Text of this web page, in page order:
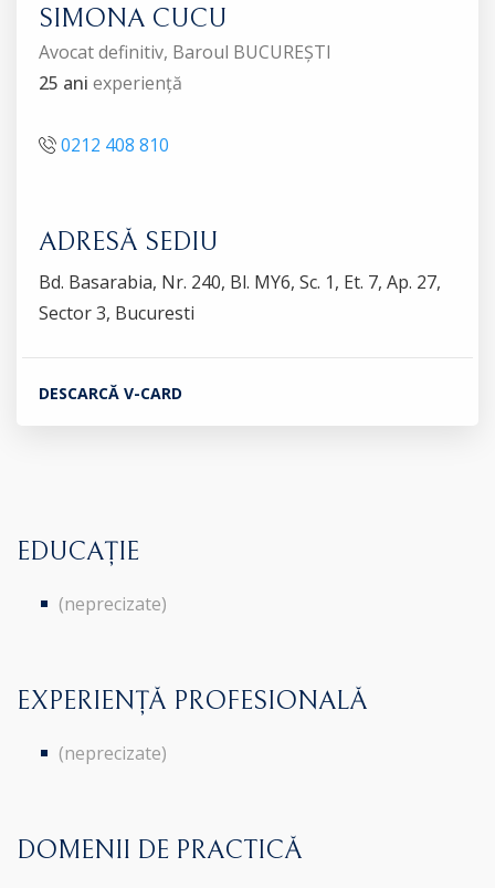
SIMONA CUCU
Avocat definitiv, Baroul BUCUREȘTI
25 ani experiență
0212 408 810
ADRESĂ SEDIU
Bd. Basarabia, Nr. 240, Bl. MY6, Sc. 1, Et. 7, Ap. 27,
Sector 3, Bucuresti
DESCARCĂ V-CARD
EDUCAȚIE
(neprecizate)
EXPERIENȚĂ PROFESIONALĂ
(neprecizate)
DOMENII DE PRACTICĂ